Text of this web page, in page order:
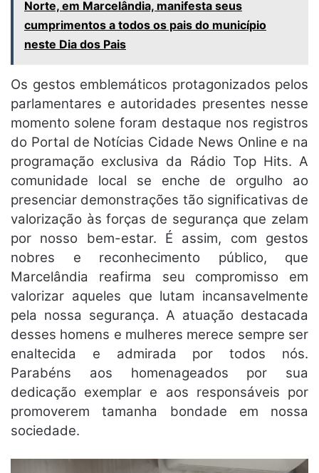
Norte, em Marcelândia, manifesta seus
cumprimentos a todos os pais do município
neste Dia dos Pais
Os gestos emblemáticos protagonizados pelos
parlamentares e autoridades presentes nesse
momento solene foram destaque nos registros
do Portal de Notícias Cidade News Online e na
programação exclusiva da Rádio Top Hits. A
comunidade local se enche de orgulho ao
presenciar demonstrações tão significativas de
valorização às forças de segurança que zelam
por nosso bem-estar. É assim, com gestos
nobres e reconhecimento público, que
Marcelândia reafirma seu compromisso em
valorizar aqueles que lutam incansavelmente
pela nossa segurança. A atuação destacada
desses homens e mulheres merece sempre ser
enaltecida e admirada por todos nós.
Parabéns aos homenageados por sua
dedicação exemplar e aos responsáveis por
promoverem tamanha bondade em nossa
sociedade.